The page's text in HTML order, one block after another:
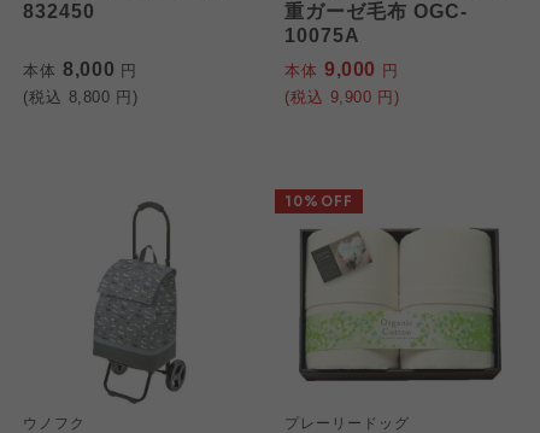
832450
本体 8,000 円
(税込 8,800 円)
重ガーゼ毛布 OGC-
10075A
本体 9,000 円
(税込 9,900 円)
ウノフク プレーリードッグ
10%OFF